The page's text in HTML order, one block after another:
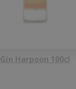
Gin Harpoon 100cl